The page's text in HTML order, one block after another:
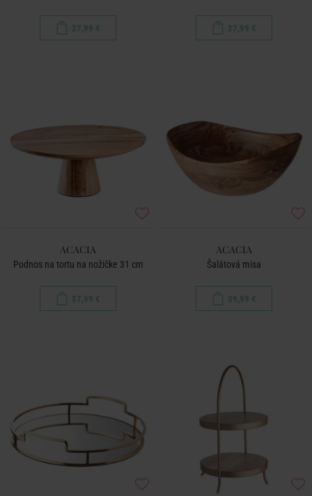
27,99 € 27,99 €
ACACIA
Podnos na tortu na nožičke 31 cm
37,99 €
ACACIA
Šalátová misa
39,99 €